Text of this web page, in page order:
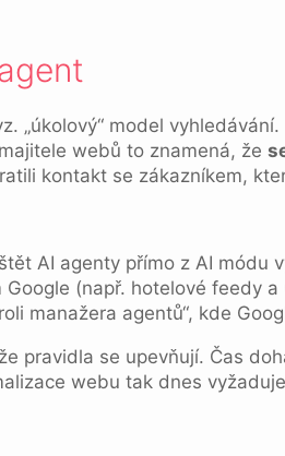
„úkolový“ model
webů to znamená, že
kontakt se zákazníkem,
AI agenty přímo z AI
(např. hotelové feedy
manažera agentů“, kde
pravidla se upevňují. Čas
webu tak dnes